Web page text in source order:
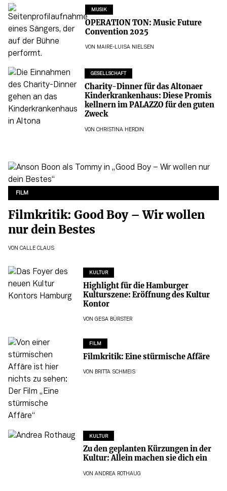
MUSIK
OPERATION TON: Music Future
Convention 2025
VON MAIRE-LUISA NIELSEN
GESELLSCHAFT
Charity-Dinner für das Altonaer
Kinderkrankenhaus: Diese Promis
kellnern im PALAZZO für den guten
Zweck
VONCHRISTINA HERDIN
FILM
Filmkritik: Good Boy – Wir wollen
nur dein Bestes
VON CALLE CLAUS
KULTUR
Highlight für die Hamburger
Kulturszene: Eröffnung des Kultur
Kontor
VON GESA BÜRSTER
FILM
Filmkritik: Eine stürmische Affäre
VON BRITTA SCHMEIS
KULTUR
Zu den geplanten Kürzungen in der
Kultur: Allein machen sie dich ein
VON ANDREA ROTHAUG